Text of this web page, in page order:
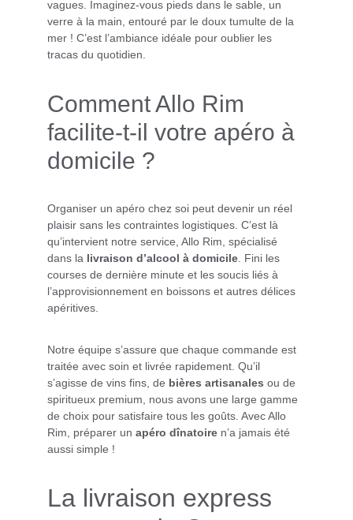
Comment Allo Rim
facilite-t-il votre apéro à
domicile ?
Organiser un apéro chez soi peut devenir un réel
plaisir sans les contraintes logistiques. C’est là
qu’intervient notre service, Allo Rim, spécialisé
dans la livraison d’alcool à domicile. Fini les
courses de dernière minute et les soucis liés à
l’approvisionnement en boissons et autres délices
apéritives.
Notre équipe s’assure que chaque commande est
traitée avec soin et livrée rapidement. Qu’il
s’agisse de vins fins, de bières artisanales ou de
spiritueux premium, nous avons une large gamme
de choix pour satisfaire tous les goûts. Avec Allo
Rim, préparer un apéro dînatoire n’a jamais été
aussi simple !
La livraison express
vagues. Imaginez-vous pieds dans le sable, un
verre à la main, entouré par le doux tumulte de la
mer ! C’est l’ambiance idéale pour oublier les
tracas du quotidien.